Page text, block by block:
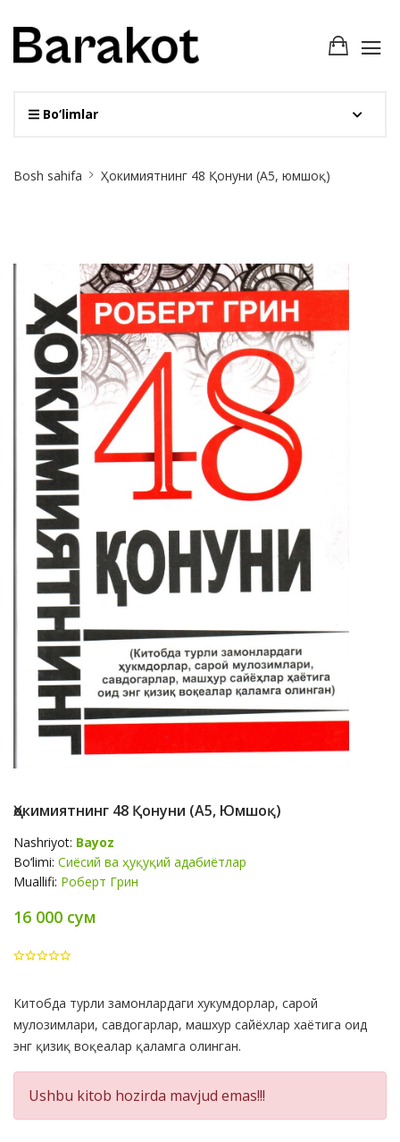
Bo‘limlar
Breadcrumb
Bosh sahifa Ҳокимиятнинг 48 Қонуни (А5, юмшоқ)
Ҳокимиятнинг 48 Қонуни (А5, Юмшоқ)
Nashriyot: Bayoz
Bo‘limi: Сиёсий ва ҳуқуқий адабиётлар
Muallifi: Роберт Грин
16 000 сум
Product
Summery
Китобда турли замонлардаги хукумдорлар, сарой
мулозимлари, савдогарлар, машхур сайёхлар хаётига оид
энг қизиқ воқеалар қаламга олинган.
Ushbu kitob hozirda mavjud emas!!!